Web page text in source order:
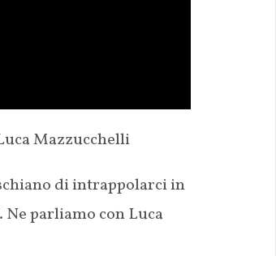
Mazzucchelli
di intrappolarci in
parliamo con Luca